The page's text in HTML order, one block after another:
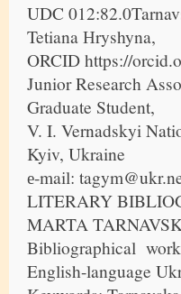
UDC
Tetiana Нryshyna,
ORCID https://
Junior Research
Graduate Student,
V. I. Vernadskyi
Kyiv, Ukraine
е-mail:
LITERARY
MARTA
Bibliographical
English-language